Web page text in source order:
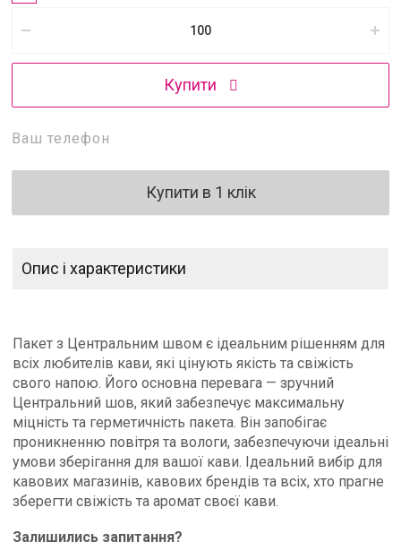
Купити
Купити в 1 клік
Опис і характеристики
Пакет з Центральним швом є ідеальним рішенням для
всіх любителів кави, які цінують якість та свіжість
свого напою. Його основна перевага — зручний
Центральний шов, який забезпечує максимальну
міцність та герметичність пакета. Він запобігає
проникненню повітря та вологи, забезпечуючи ідеальні
умови зберігання для вашої кави. Ідеальний вибір для
кавових магазинів, кавових брендів та всіх, хто прагне
зберегти свіжість та аромат своєї кави.
Залишились запитання?